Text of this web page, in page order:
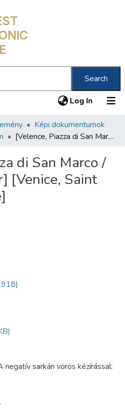
Search
Log In (current)
Képi dokumentumok
[Velence, Piazza di San Marco / Szent Márk tér] [Venice, Saint Mark's Square]
di San Marco /
[Venice, Saint
negatív sarkán vörös kézírással: